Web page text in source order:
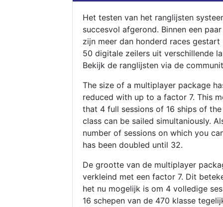
Het testen van het ranglijsten
succesvol afgerond. Binnen een
zijn meer dan honderd races gestart
50 digitale zeilers uit verschillende
Bekijk de ranglijsten via de
The size of a multiplayer package
reduced with up to a factor 7. This
that 4 full sessions of 16 ships of
class can be sailed simultaniously.
number of sessions on which you
has been doubled until 32.
De grootte van de multiplayer
verkleind met een factor 7. Dit
het nu mogelijk is om 4 volledige
16 schepen van de 470 klasse